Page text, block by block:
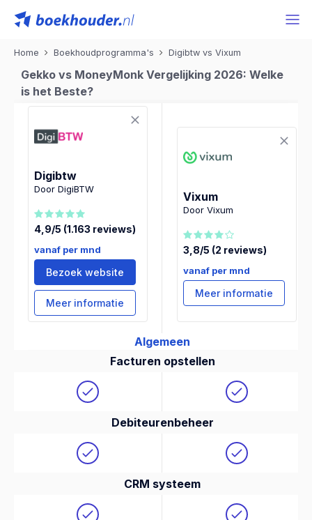
Home Boekhoudprogramma's Digibtw vs Vixum
Gekko vs MoneyMonk Vergelijking 2026: Welke
is het Beste?
Digibtw
Door DigiBTW
4,9/5 (1.163 reviews)
vanaf per mnd
Bezoek website
Meer informatie
Vixum
Door Vixum
3,8/5 (2 reviews)
vanaf per mnd
Meer informatie
Algemeen
Facturen opstellen
Debiteurenbeheer
CRM systeem